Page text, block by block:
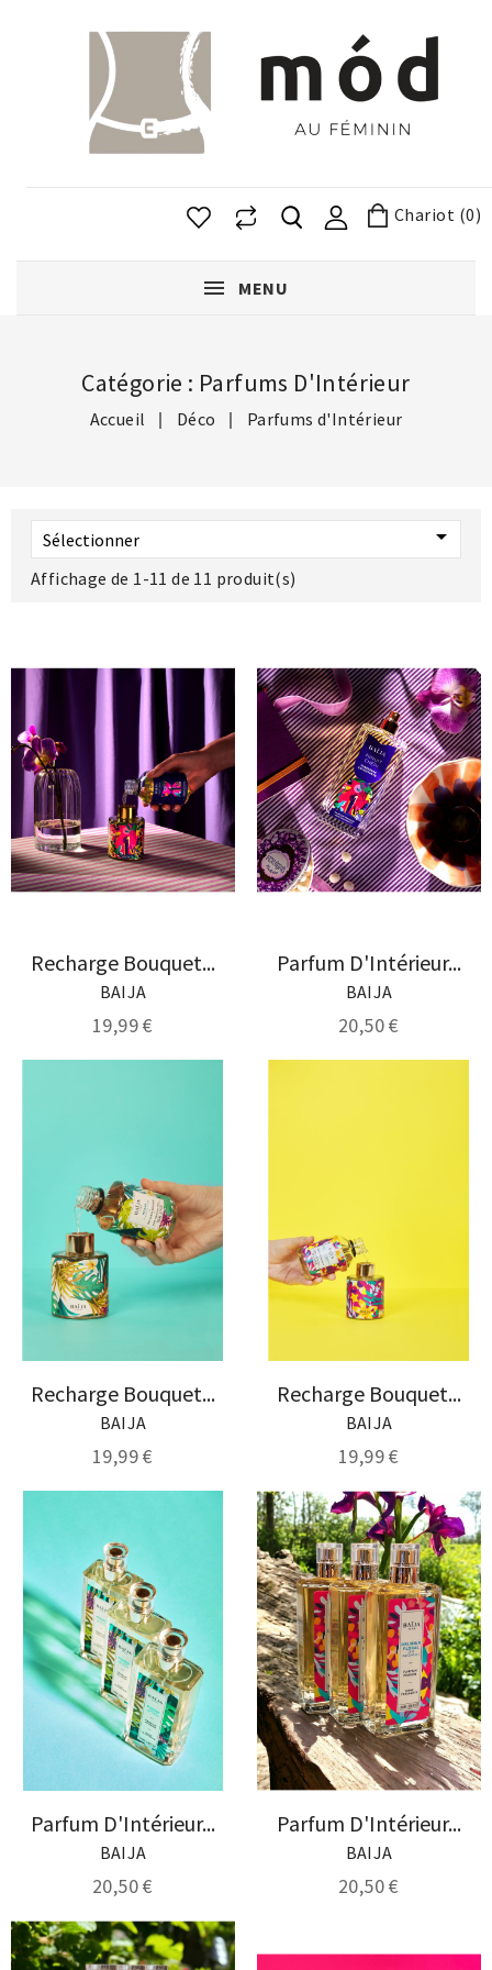
Chariot (0)
MENU
Catégorie : Parfums D'Intérieur
Accueil Déco Parfums d'Intérieur
Sélectionner 
Affichage de 1-11 de 11 produit(s)
Recharge Bouquet...
BAIJA
19,99 €
Parfum D'Intérieur...
BAIJA
20,50 €
Recharge Bouquet...
BAIJA
19,99 €
Recharge Bouquet...
BAIJA
19,99 €
Parfum D'Intérieur...
BAIJA
20,50 €
Parfum D'Intérieur...
BAIJA
20,50 €